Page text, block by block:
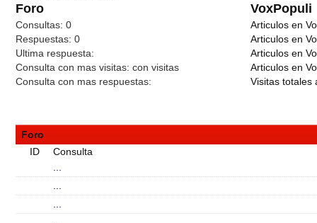
Foro VoxPopuli
Consultas: 0
Respuestas: 0
Ultima respuesta:
Consulta con mas visitas: con visitas
Consulta con mas respuestas:
Articulos en
Articulos en
Articulos en
Articulos en
Visitas totales
Foro
ID
Consulta